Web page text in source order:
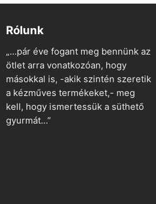
Rólunk
„…pár éve fogant meg bennünk az
ötlet arra vonatkozóan, hogy
másokkal is, -akik szintén szeretik
a kézműves termékeket,- meg
kell, hogy ismertessük a süthető
gyurmát…”